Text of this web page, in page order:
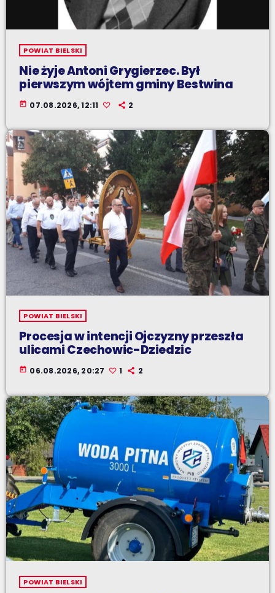
POWIAT BIELSKI
Nie żyje Antoni Grygierzec. Był
pierwszym wójtem gminy Bestwina
today 07.08.2026, 12:11 2
POWIAT BIELSKI
Procesja w intencji Ojczyzny przeszła
ulicami Czechowic-Dziedzic
today 06.08.2026, 20:27 1 2
POWIAT BIELSKI